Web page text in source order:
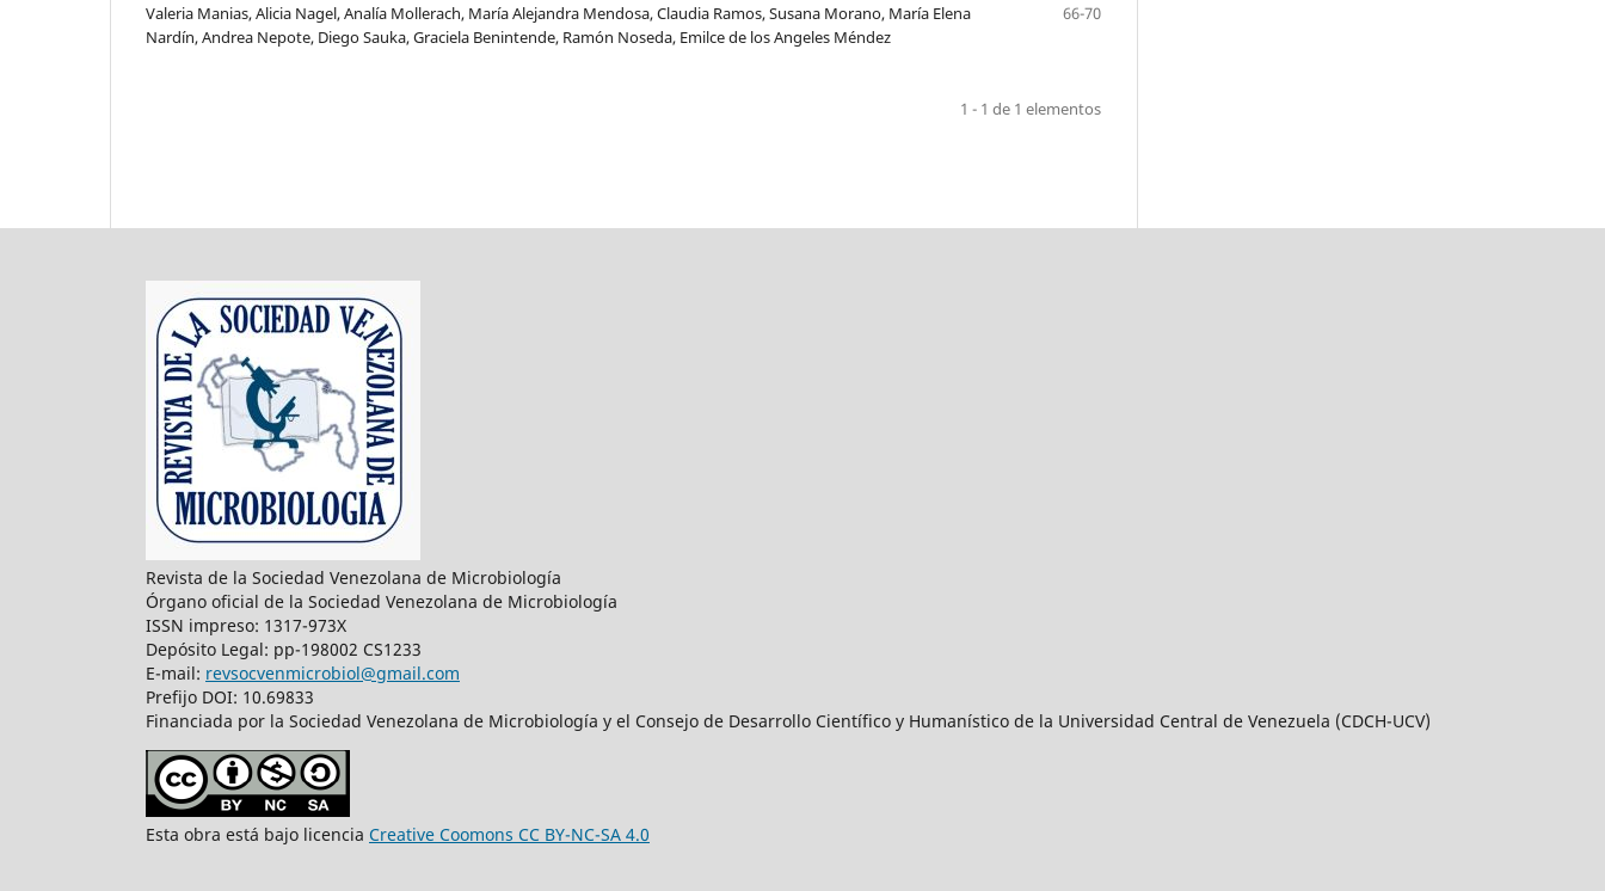
Valeria Manias, Alicia Nagel, Analía Mollerach, María Alejandra Mendosa, Claudia Ramos, Susana Morano, María Elena
Nardín, Andrea Nepote, Diego Sauka, Graciela Benintende, Ramón Noseda, Emilce de los Angeles Méndez
66-70
1 - 1 de 1 elementos
Revista de la Sociedad Venezolana de Microbiología
Órgano oficial de la Sociedad Venezolana de Microbiología
ISSN impreso: 1317-973X
Depósito Legal: pp-198002 CS1233
E-mail: revsocvenmicrobiol@gmail.com
Prefijo DOI: 10.69833
Financiada por la Sociedad Venezolana de Microbiología y el Consejo de Desarrollo Científico y Humanístico de la Universidad Central de Venezuela (CDCH-UCV)
Esta obra está bajo licencia Creative Coomons CC BY-NC-SA 4.0